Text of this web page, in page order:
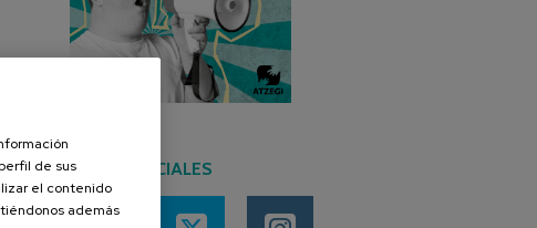
REDES SOCIALES
de sus
el contenido
además